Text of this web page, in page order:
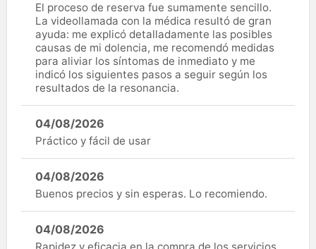
El proceso de reserva fue sumamente sencillo.
La videollamada con la médica resultó de gran
ayuda: me explicó detalladamente las posibles
causas de mi dolencia, me recomendó medidas
para aliviar los síntomas de inmediato y me
indicó los siguientes pasos a seguir según los
resultados de la resonancia.
04/08/2026
Práctico y fácil de usar
04/08/2026
Buenos precios y sin esperas. Lo recomiendo.
04/08/2026